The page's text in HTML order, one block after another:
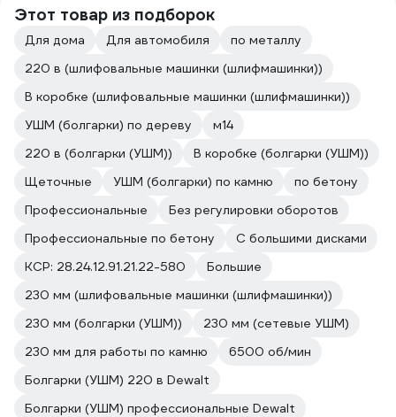
Этот товар из подборок
Для дома Для автомобиля
по металлу
220 в (шлифовальные машинки (шлифмашинки))
В коробке (шлифовальные машинки (шлифмашинки))
УШМ (болгарки) по дереву
м14
220 в (болгарки (УШМ))
В коробке (болгарки (УШМ))
Щеточные
УШМ (болгарки) по камню
по бетону
Профессиональные
Без регулировки оборотов
Профессиональные по бетону
С большими дисками
КСР: 28.24.12.91.21.22-580
Большие
230 мм (шлифовальные машинки (шлифмашинки))
230 мм (болгарки (УШМ))
230 мм (сетевые УШМ)
230 мм для работы по камню
6500 об/мин
Болгарки (УШМ) 220 в Dewalt
Болгарки (УШМ) профессиональные Dewalt